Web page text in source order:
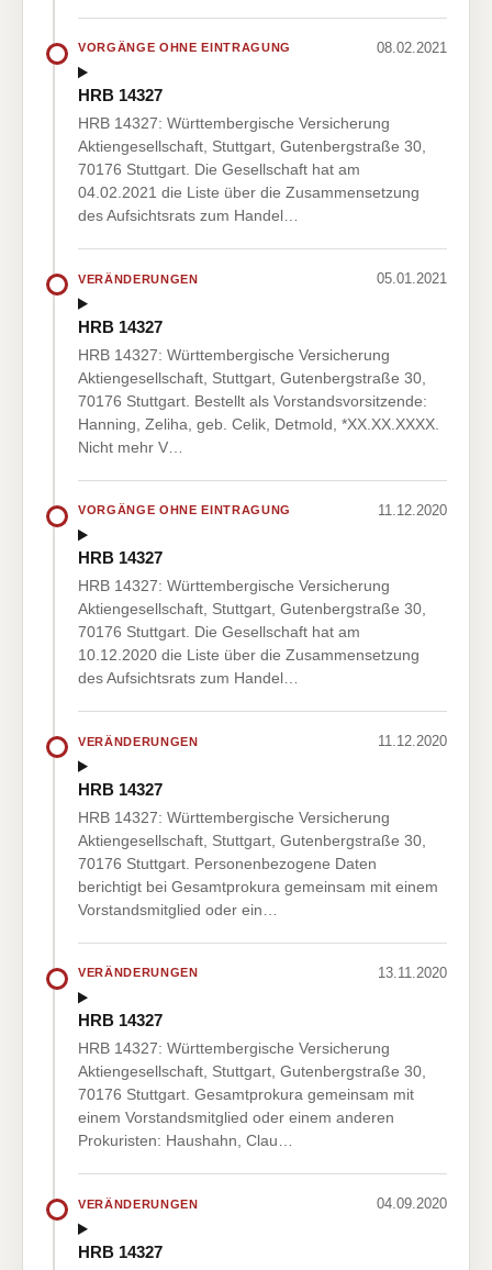
VORGÄNGE OHNE EINTRAGUNG 08.02.2021
HRB 14327
HRB 14327: Württembergische Versicherung
Aktiengesellschaft, Stuttgart, Gutenbergstraße 30,
70176 Stuttgart. Die Gesellschaft hat am
04.02.2021 die Liste über die Zusammensetzung
des Aufsichtsrats zum Handel…
VERÄNDERUNGEN 05.01.2021
HRB 14327
HRB 14327: Württembergische Versicherung
Aktiengesellschaft, Stuttgart, Gutenbergstraße 30,
70176 Stuttgart. Bestellt als Vorstandsvorsitzende:
Hanning, Zeliha, geb. Celik, Detmold, *XX.XX.XXXX.
Nicht mehr V…
VORGÄNGE OHNE EINTRAGUNG 11.12.2020
HRB 14327
HRB 14327: Württembergische Versicherung
Aktiengesellschaft, Stuttgart, Gutenbergstraße 30,
70176 Stuttgart. Die Gesellschaft hat am
10.12.2020 die Liste über die Zusammensetzung
des Aufsichtsrats zum Handel…
VERÄNDERUNGEN 11.12.2020
HRB 14327
HRB 14327: Württembergische Versicherung
Aktiengesellschaft, Stuttgart, Gutenbergstraße 30,
70176 Stuttgart. Personenbezogene Daten
berichtigt bei Gesamtprokura gemeinsam mit einem
Vorstandsmitglied oder ein…
VERÄNDERUNGEN 13.11.2020
HRB 14327
HRB 14327: Württembergische Versicherung
Aktiengesellschaft, Stuttgart, Gutenbergstraße 30,
70176 Stuttgart. Gesamtprokura gemeinsam mit
einem Vorstandsmitglied oder einem anderen
Prokuristen: Haushahn, Clau…
VERÄNDERUNGEN 04.09.2020
HRB 14327